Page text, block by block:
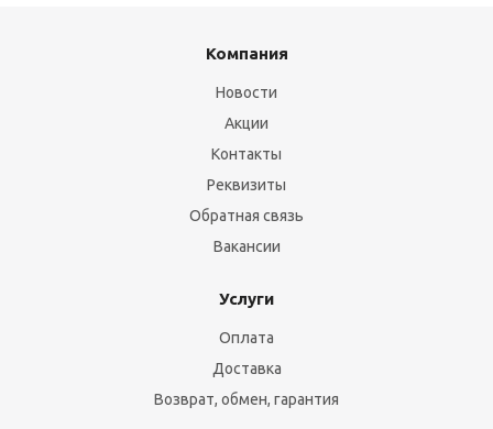
Компания
Новости
Акции
Контакты
Реквизиты
Обратная связь
Вакансии
Услуги
Оплата
Доставка
Возврат, обмен, гарантия